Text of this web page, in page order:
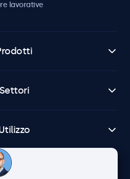
lavorative
Settori
Clienti